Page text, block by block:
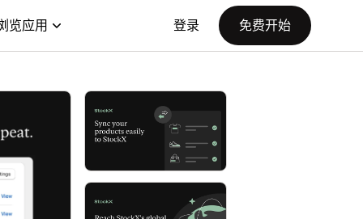
览应用 登录 免费开始